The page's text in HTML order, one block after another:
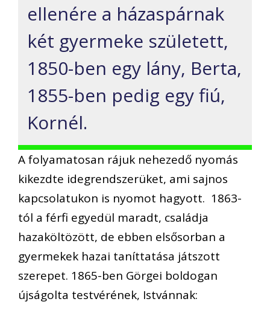
ellenére a házaspárnak
két gyermeke született,
1850-ben egy lány, Berta,
1855-ben pedig egy fiú,
Kornél.
A folyamatosan rájuk nehezedő nyomás
kikezdte idegrendszerüket, ami sajnos
kapcsolatukon is nyomot hagyott. 1863-
tól a férfi egyedül maradt, családja
hazaköltözött, de ebben elsősorban a
gyermekek hazai taníttatása játszott
szerepet. 1865-ben Görgei boldogan
újságolta testvérének, Istvánnak: